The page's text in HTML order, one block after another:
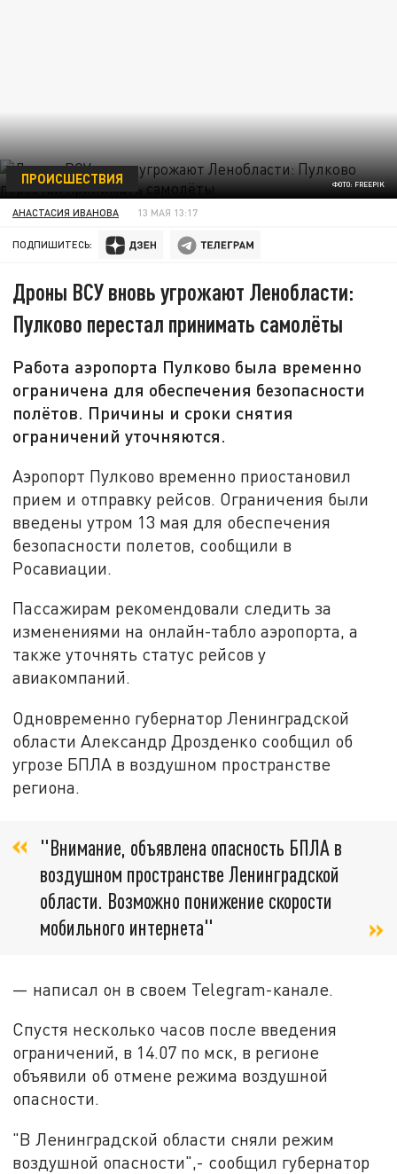
ФОТО: FREEPIK
ПРОИСШЕСТВИЯ
АНАСТАСИЯ ИВАНОВА 13 МАЯ 13:17
ПОДПИШИТЕСЬ:
Дроны ВСУ вновь угрожают Ленобласти:
Пулково перестал принимать самолёты
Работа аэропорта Пулково была временно
ограничена для обеспечения безопасности
полётов. Причины и сроки снятия
ограничений уточняются.
Аэропорт Пулково временно приостановил
прием и отправку рейсов. Ограничения были
введены утром 13 мая для обеспечения
безопасности полетов, сообщили в
Росавиации.
Пассажирам рекомендовали следить за
изменениями на онлайн-табло аэропорта, а
также уточнять статус рейсов у
авиакомпаний.
Одновременно губернатор Ленинградской
области Александр Дрозденко сообщил об
угрозе БПЛА в воздушном пространстве
региона.
"Внимание, объявлена опасность БПЛА в
воздушном пространстве Ленинградской
области. Возможно понижение скорости
мобильного интернета"
— написал он в своем Telegram-канале.
Спустя несколько часов после введения
ограничений, в 14.07 по мск, в регионе
объявили об отмене режима воздушной
опасности.
"В Ленинградской области сняли режим
воздушной опасности",- сообщил губернатор